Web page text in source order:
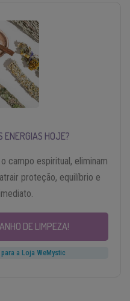
ENERGIAS HOJE?
campo espiritual, eliminam
proteção, equilíbrio e
DE LIMPEZA!
a Loja WeMystic